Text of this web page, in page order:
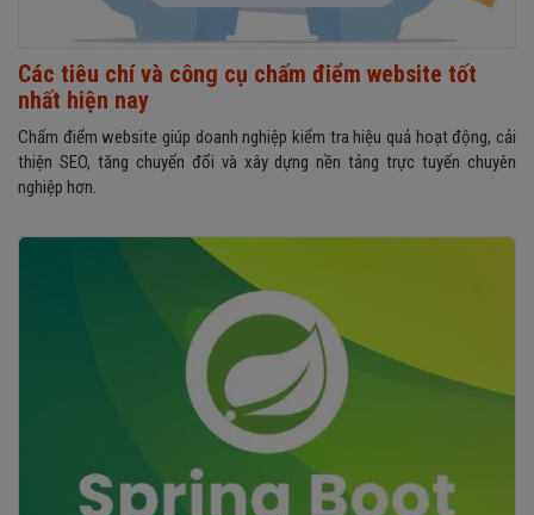
Các tiêu chí và công cụ chấm điểm website tốt
nhất hiện nay
Chấm điểm website giúp doanh nghiệp kiểm tra hiệu quả hoạt động, cải
thiện SEO, tăng chuyển đổi và xây dựng nền tảng trực tuyến chuyên
nghiệp hơn.